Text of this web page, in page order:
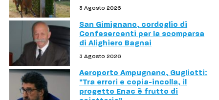
3 Agosto 2026
San Gimignano, cordoglio di
Confesercenti per la scomparsa
di Alighiero Bagnai
3 Agosto 2026
Aeroporto Ampugnano, Gugliotti:
"Tra errori e copia-incolla, il
progetto Enac è frutto di